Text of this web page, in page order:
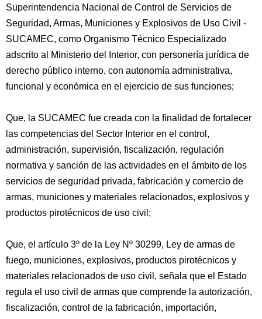
Superintendencia Nacional de Control de Servicios de
Seguridad, Armas, Municiones y Explosivos de Uso Civil -
SUCAMEC, como Organismo Técnico Especializado
adscrito al Ministerio del Interior, con personería jurídica de
derecho público interno, con autonomía administrativa,
funcional y económica en el ejercicio de sus funciones;
Que, la SUCAMEC fue creada con la finalidad de fortalecer
las competencias del Sector Interior en el control,
administración, supervisión, fiscalización, regulación
normativa y sanción de las actividades en el ámbito de los
servicios de seguridad privada, fabricación y comercio de
armas, municiones y materiales relacionados, explosivos y
productos pirotécnicos de uso civil;
Que, el artículo 3º de la Ley Nº 30299, Ley de armas de
fuego, municiones, explosivos, productos pirotécnicos y
materiales relacionados de uso civil, señala que el Estado
regula el uso civil de armas que comprende la autorización,
fiscalización, control de la fabricación, importación,